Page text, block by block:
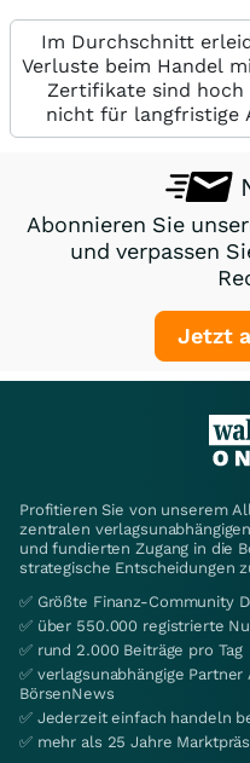
Im Durchschnitt
Verluste beim Handel
Zertifikate sind hoch
nicht für langfristige
Abonnieren Sie
und verpassen
Jetzt
Profitieren Sie von unserem
zentralen
und fundierten Zugang in die
strategische Entscheidungen
✅ Größte Finanz-Community
✅ über 550.000 registrierte
✅ rund 2.000 Beiträge pro Tag
✅ verlagsunabhängige
BörsenNews
✅ Jederzeit einfach handeln
✅ mehr als 25 Jahre